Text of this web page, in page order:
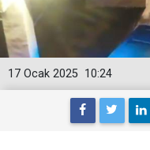
10:24
17 Ocak 2025